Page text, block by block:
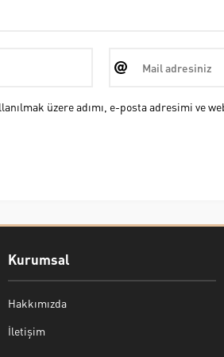
üzere adımı, e-posta adresimi ve
Kurumsal
Hakkımızda
İletişim